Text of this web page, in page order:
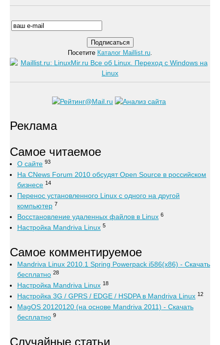
Посетите Каталог Maillist.ru.
Реклама
Самое читаемое
О сайте 93
На CNews Forum 2010 обсудят Open Source в российском
бизнесе 14
Перенос установленного Linux с одного на другой
компьютер 7
Восстановление удаленных файлов в Linux 6
Настройка Mandriva Linux 5
Самое комментируемое
Mandriva Linux 2010.1 Spring Powerpack i586(x86) - Скачать
бесплатно 28
Настройка Mandriva Linux 18
Настройка 3G / GPRS / EDGE / HSDPA в Mandriva Linux 12
MagOS 20120120 (на основе Mandriva 2011) - Скачать
бесплатно 9
Случайные статьи